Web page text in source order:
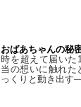
おばあちゃんの秘
時を超えて届いた
当の想いに触れた
っくりと動き出す